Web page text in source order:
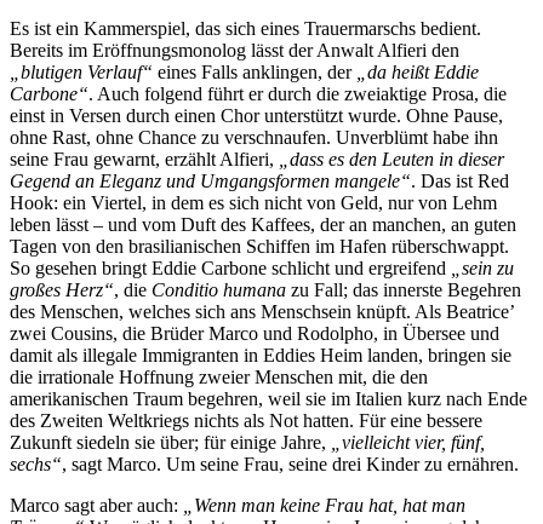
Es ist ein Kammerspiel, das sich eines Trauermarschs bedient.
Bereits im Eröffnungsmonolog lässt der Anwalt Alfieri den
„blutigen Verlauf“ eines Falls anklingen, der
„da heißt Eddie
Carbone“. Auch folgend führt er durch die zweiaktige Prosa, die
einst in Versen durch einen Chor unterstützt wurde. Ohne Pause,
ohne Rast, ohne Chance zu verschnaufen. Unverblümt habe ihn
seine Frau gewarnt, erzählt Alfieri,
„dass es den Leuten in dieser
Gegend an Eleganz und Umgangsformen mangele“. Das ist Red
Hook: ein Viertel, in dem es sich nicht von Geld, nur von Lehm
leben lässt – und vom Duft des Kaffees, der an manchen, an guten
Tagen von den brasilianischen Schiffen im Hafen rüberschwappt.
So gesehen bringt Eddie Carbone schlicht und ergreifend
„sein zu
großes Herz“, die Conditio humana zu Fall; das innerste Begehren
des Menschen, welches sich ans Menschsein knüpft. Als Beatrice’
zwei Cousins, die Brüder Marco und Rodolpho, in Übersee und
damit als illegale Immigranten in Eddies Heim landen, bringen sie
die irrationale Hoffnung zweier Menschen mit, die den
amerikanischen Traum begehren, weil sie im Italien kurz nach Ende
des Zweiten Weltkriegs nichts als Not hatten. Für eine bessere
Zukunft siedeln sie über; für einige Jahre,
„vielleicht vier, fünf,
sechs“, sagt Marco. Um seine Frau, seine drei Kinder zu ernähren.
Marco sagt aber auch:
„Wenn man keine Frau hat, hat man